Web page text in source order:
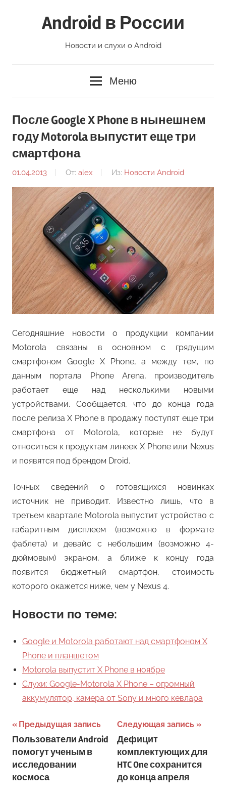
Android в России
Новости и слухи о Android
Меню
После Google X Phone в нынешнем
году Motorola выпустит еще три
смартфона
01.04.2013 От: alex Из: Новости Android
Сегодняшние новости о продукции компании
Motorola связаны в основном с грядущим
смартфоном Google X Phone, а между тем, по
данным портала Phone Arena, производитель
работает еще над несколькими новыми
устройствами. Сообщается, что до конца года
после релиза X Phone в продажу поступят еще три
смартфона от Motorola, которые не будут
относиться к продуктам линеек X Phone или Nexus
и появятся под брендом Droid.
Точных сведений о готовящихся новинках
источник не приводит. Известно лишь, что в
третьем квартале Motorola выпустит устройство с
габаритным дисплеем (возможно в формате
фаблета) и девайс с небольшим (возможно 4-
дюймовым) экраном, а ближе к концу года
появится бюджетный смартфон, стоимость
которого окажется ниже, чем у Nexus 4.
Новости по теме:
Google и Motorola работают над смартфоном X
Phone и планшетом
Motorola выпустит X Phone в ноябре
Слухи: Google-Motorola X Phone – огромный
аккумулятор, камера от Sony и много кевлара
Навигация
по
записям
Предыдущая запись
Пользователи Android
помогут ученым в
исследовании
космоса
Следующая запись
Дефицит
комплектующих для
HTC One сохранится
до конца апреля